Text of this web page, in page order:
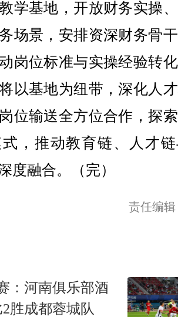
学基地，开放财务实操
场景，安排资深财务骨
岗位标准与实操经验转
以基地为纽带，深化人
位输送全方位合作，探
，推动教育链、人才
度融合。（完）
责任编
：河南俱乐部酒
胜成都蓉城队